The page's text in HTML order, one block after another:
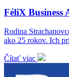
FéliX Business
Rodina
ako 25 rokov. Ich
Čítať viac